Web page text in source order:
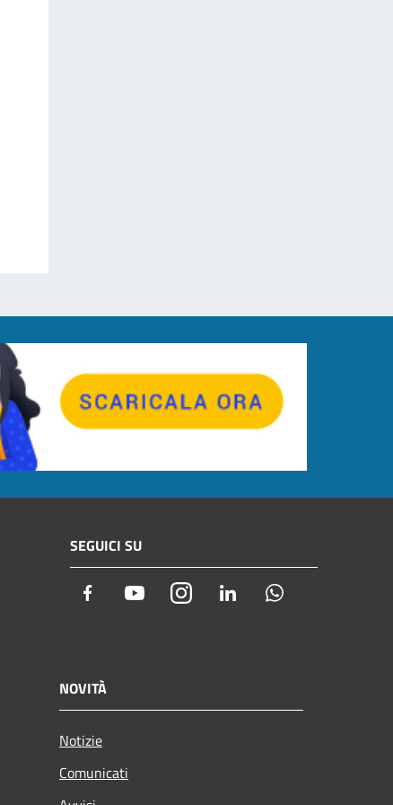
SEGUICI SU
Facebook YoutubeInstagramLinkedIn
NOVITÀ
Notizie
Comunicati